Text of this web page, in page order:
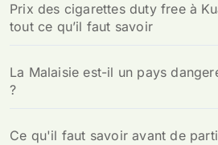
Prix des cigarettes duty free à
tout ce qu’il faut savoir
La Malaisie est-il un pays
?
Ce qu'il faut savoir avant de